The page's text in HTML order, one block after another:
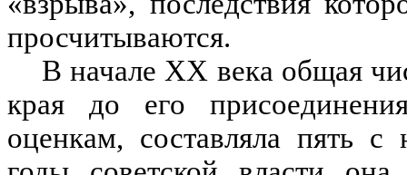
просчитываются.
В начале ХХ века общая
края до его
оценкам, составляла пять